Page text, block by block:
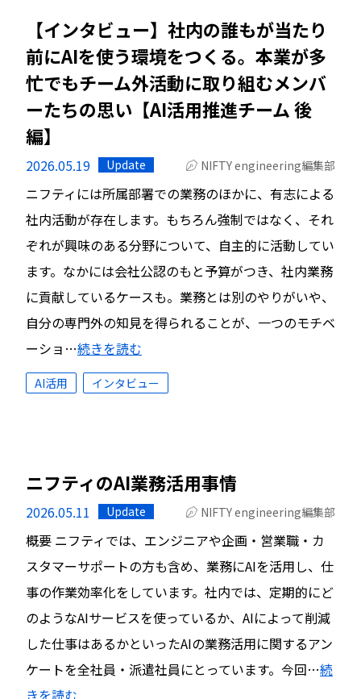
【インタビュー】社内の誰もが当たり
前にAIを使う環境をつくる。本業が多
忙でもチーム外活動に取り組むメンバ
ーたちの思い【AI活用推進チーム 後
編】
2026.05.19 Update NIFTY engineering編集部
ニフティには所属部署での業務のほかに、有志による
社内活動が存在します。もちろん強制ではなく、それ
ぞれが興味のある分野について、自主的に活動してい
ます。なかには会社公認のもと予算がつき、社内業務
に貢献しているケースも。業務とは別のやりがいや、
自分の専門外の知見を得られることが、一つのモチベ
ーショ…続きを読む
AI活用 インタビュー
ニフティのAI業務活用事情
2026.05.11 Update NIFTY engineering編集部
概要 ニフティでは、エンジニアや企画・営業職・カ
スタマーサポートの方も含め、業務にAIを活用し、仕
事の作業効率化をしています。社内では、定期的にど
のようなAIサービスを使っているか、AIによって削減
した仕事はあるかといったAIの業務活用に関するアン
ケートを全社員・派遣社員にとっています。今回…続
きを読む